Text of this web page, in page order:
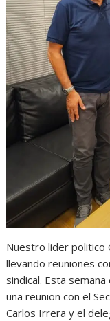
Nuestro lider politico
llevando reuniones
sindical. Esta
una reunion con el
Carlos Irrera y el